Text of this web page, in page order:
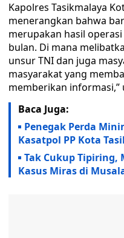
Kapolres Tasikmalaya
menerangkan bahwa
merupakan hasil
bulan. Di mana
unsur TNI dan juga
masyarakat yang
memberikan informasi,”
Baca Juga:
Penegak Perda
Kasatpol PP Kota
Tak Cukup Tipiring,
Kasus Miras di